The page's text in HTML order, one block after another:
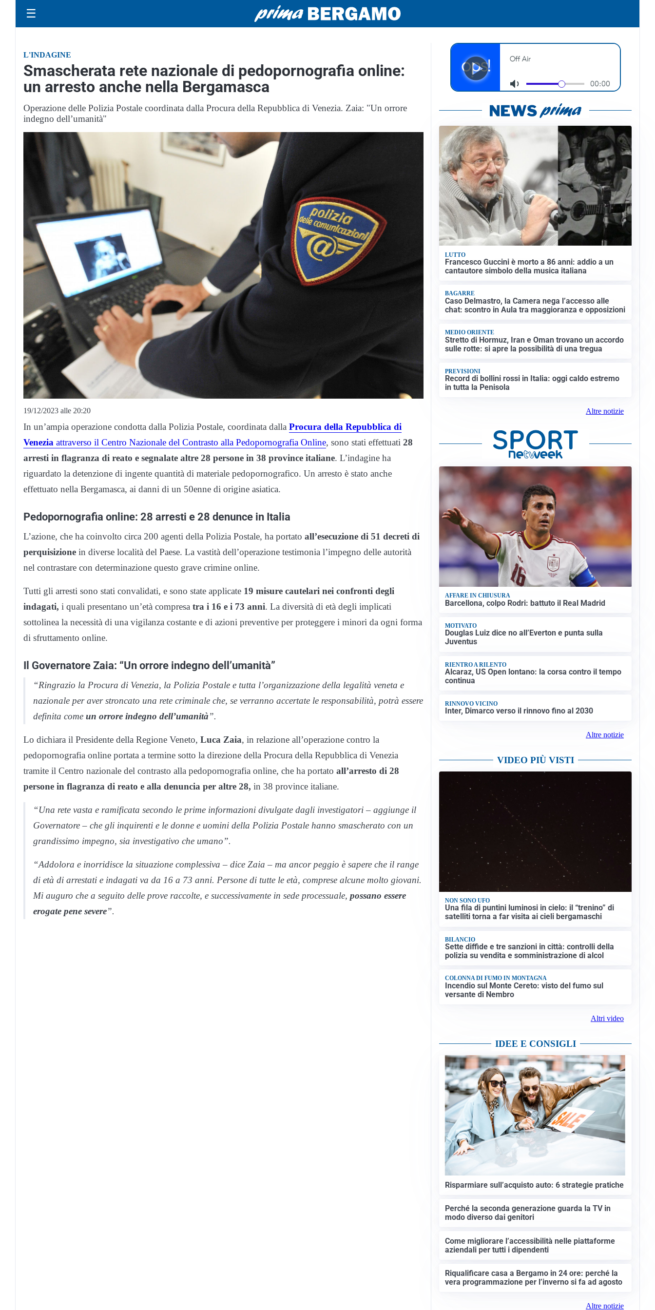
☰
L'INDAGINE
Smascherata rete nazionale di pedopornografia online:
un arresto anche nella Bergamasca
Operazione delle Polizia Postale coordinata dalla Procura della Repubblica di Venezia. Zaia: "Un orrore
indegno dell’umanità"
19/12/2023 alle 20:20
In un’ampia operazione condotta dalla Polizia Postale, coordinata dalla Procura della Repubblica di
Venezia attraverso il Centro Nazionale del Contrasto alla Pedopornografia Online, sono stati effettuati 28
arresti in flagranza di reato e segnalate altre 28 persone in 38 province italiane. L’indagine ha
riguardato la detenzione di ingente quantità di materiale pedopornografico. Un arresto è stato anche
effettuato nella Bergamasca, ai danni di un 50enne di origine asiatica.
Pedopornografia online: 28 arresti e 28 denunce in Italia
L’azione, che ha coinvolto circa 200 agenti della Polizia Postale, ha portato all’esecuzione di 51 decreti di
perquisizione in diverse località del Paese. La vastità dell’operazione testimonia l’impegno delle autorità
nel contrastare con determinazione questo grave crimine online.
Tutti gli arresti sono stati convalidati, e sono state applicate 19 misure cautelari nei confronti degli
indagati, i quali presentano un’età compresa tra i 16 e i 73 anni. La diversità di età degli implicati
sottolinea la necessità di una vigilanza costante e di azioni preventive per proteggere i minori da ogni forma
di sfruttamento online.
Il Governatore Zaia: “Un orrore indegno dell’umanità”
“Ringrazio la Procura di Venezia, la Polizia Postale e tutta l’organizzazione della legalità veneta e
nazionale per aver stroncato una rete criminale che, se verranno accertate le responsabilità, potrà essere
definita come un orrore indegno dell’umanità”.
Lo dichiara il Presidente della Regione Veneto, Luca Zaia, in relazione all’operazione contro la
pedopornografia online portata a termine sotto la direzione della Procura della Repubblica di Venezia
tramite il Centro nazionale del contrasto alla pedopornografia online, che ha portato all’arresto di 28
persone in flagranza di reato e alla denuncia per altre 28, in 38 province italiane.
“Una rete vasta e ramificata secondo le prime informazioni divulgate dagli investigatori – aggiunge il
Governatore – che gli inquirenti e le donne e uomini della Polizia Postale hanno smascherato con un
grandissimo impegno, sia investigativo che umano”.
“Addolora e inorridisce la situazione complessiva – dice Zaia – ma ancor peggio è sapere che il range
di età di arrestati e indagati va da 16 a 73 anni. Persone di tutte le età, comprese alcune molto giovani.
Mi auguro che a seguito delle prove raccolte, e successivamente in sede processuale, possano essere
erogate pene severe”.
LUTTO
Francesco Guccini è morto a 86 anni: addio a un
cantautore simbolo della musica italiana
BAGARRE
Caso Delmastro, la Camera nega l’accesso alle
chat: scontro in Aula tra maggioranza e opposizioni
MEDIO ORIENTE
Stretto di Hormuz, Iran e Oman trovano un accordo
sulle rotte: si apre la possibilità di una tregua
PREVISIONI
Record di bollini rossi in Italia: oggi caldo estremo
in tutta la Penisola
Altre notizie
AFFARE IN CHIUSURA
Barcellona, colpo Rodri: battuto il Real Madrid
MOTIVATO
Douglas Luiz dice no all’Everton e punta sulla
Juventus
RIENTRO A RILENTO
Alcaraz, US Open lontano: la corsa contro il tempo
continua
RINNOVO VICINO
Inter, Dimarco verso il rinnovo fino al 2030
Altre notizie
VIDEO PIÙ VISTI
NON SONO UFO
Una fila di puntini luminosi in cielo: il “trenino” di
satelliti torna a far visita ai cieli bergamaschi
BILANCIO
Sette diffide e tre sanzioni in città: controlli della
polizia su vendita e somministrazione di alcol
COLONNA DI FUMO IN MONTAGNA
Incendio sul Monte Cereto: visto del fumo sul
versante di Nembro
Altri video
IDEE E CONSIGLI
Risparmiare sull’acquisto auto: 6 strategie pratiche
Perché la seconda generazione guarda la TV in
modo diverso dai genitori
Come migliorare l’accessibilità nelle piattaforme
aziendali per tutti i dipendenti
Riqualificare casa a Bergamo in 24 ore: perché la
vera programmazione per l’inverno si fa ad agosto
Altre notizie